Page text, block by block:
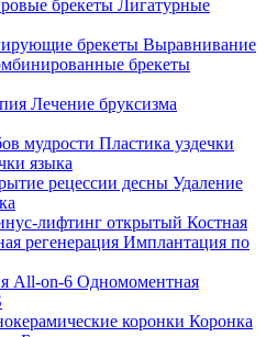
брекеты Лигатурные
брекеты Выравнивание
брекеты
Лечение бруксизма
мудрости Пластика уздечки
языка
рецессии десны Удаление
лифтинг открытый Костная
регенерация Имплантация по
All-on-6 Одномоментная
коронки Коронка